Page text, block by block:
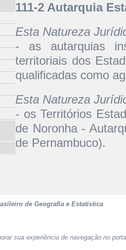
111-2 Autarquia
Esta Natureza
- as autarquias
territoriais dos
qualificadas como
Esta Natureza
- os Territórios
de Noronha -
de Pernambuco).
de Geografia e Estatística
sua experiência de navegação no